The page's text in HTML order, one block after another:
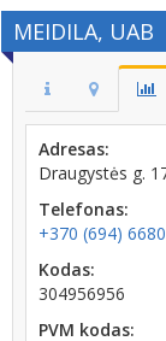
MEIDILA, UAB
Adresas:
Draugystės g.
Telefonas:
+370 (694)
Kodas:
304956956
PVM kodas: